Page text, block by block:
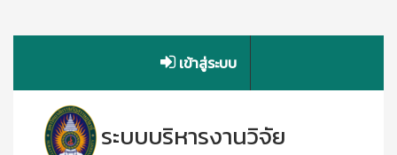
เข้าสู่ระบบ
ระบบบริหารงานวิจัย